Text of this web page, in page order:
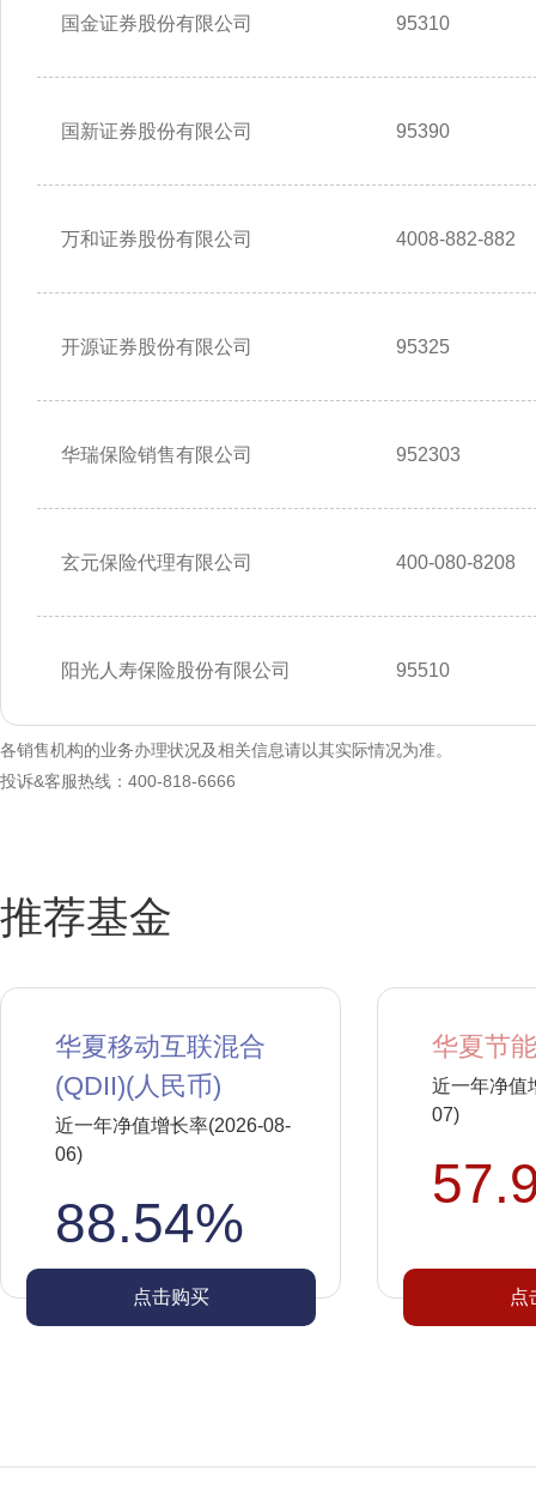
国金证券股份有限公司 95310
国新证券股份有限公司 95390
万和证券股份有限公司 4008-882-882
开源证券股份有限公司 95325
华瑞保险销售有限公司 952303
玄元保险代理有限公司 400-080-8208
阳光人寿保险股份有限公司 95510
各销售机构的业务办理状况及相关信息请以其实际情况为准。
投诉&客服热线：400-818-6666
推荐基金
华夏移动互联混合
(QDII)(人民币)
近一年净值增长率(2026-08-
06)
88.54%
点击购买
华夏节
近一年净值
07)
点